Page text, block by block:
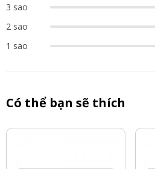
3 sao
2 sao
1 sao
Có thể bạn sẽ thích